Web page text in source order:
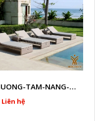
GIUONG-TAM-NANG-GIA-MAY-HTT - B14
Liên hệ